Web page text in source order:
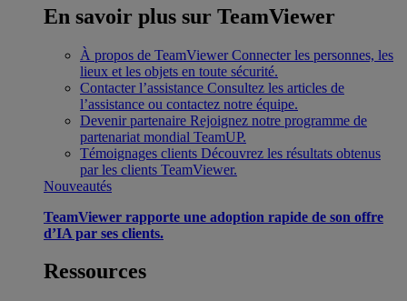
En savoir plus sur TeamViewer
À propos de TeamViewer Connecter les personnes, les
lieux et les objets en toute sécurité.
Contacter l’assistance Consultez les articles de
l’assistance ou contactez notre équipe.
Devenir partenaire Rejoignez notre programme de
partenariat mondial TeamUP.
Témoignages clients Découvrez les résultats obtenus
par les clients TeamViewer.
Nouveautés
TeamViewer rapporte une adoption rapide de son offre
d’IA par ses clients.
Ressources